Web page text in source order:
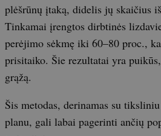
plėšrūnų įtaką, didelis jų skaičius
Tinkamai įrengtos dirbtinės
perėjimo sėkmę iki 60–80 proc.,
prisitaiko. Šie rezultatai yra
grąžą.
Šis metodas, derinamas su
planu, gali labai pagerinti ančių